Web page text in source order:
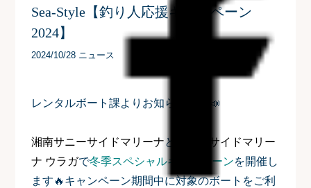
Sea-Style【釣り人応援キャンペーン
2024】
2024/10/28 ニュース
レンタルボート課よりお知らせです📣
湘南サニーサイドマリーナと
サニーサイドマリー
ナ ウラガで冬季スペシャルキャンペーンを開催し
ます 🔥 キャンペーン期間中に対象のボートをご利